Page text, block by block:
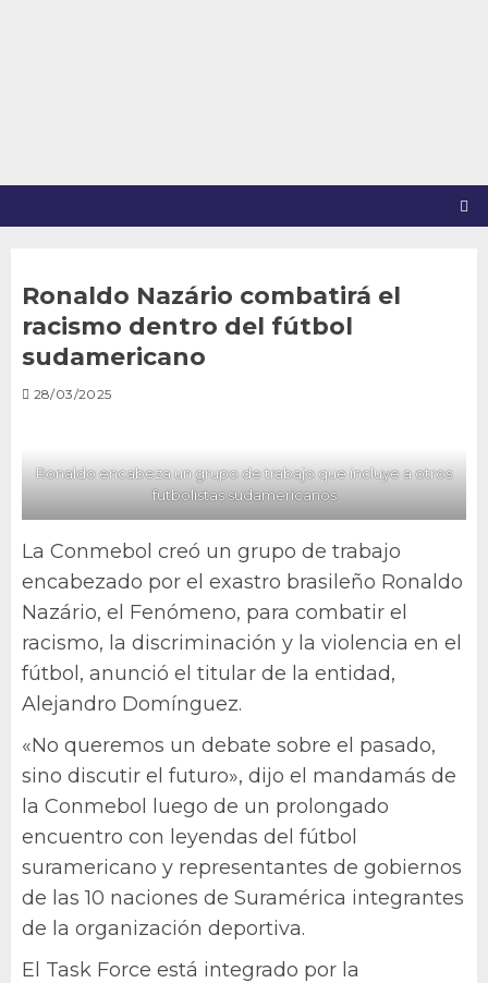
Ronaldo Nazário combatirá el
racismo dentro del fútbol
sudamericano
28/03/2025
Ronaldo encabeza un grupo de trabajo que incluye a otros
futbolistas sudamericanos
La Conmebol creó un grupo de trabajo
encabezado por el exastro brasileño Ronaldo
Nazário, el Fenómeno, para combatir el
racismo, la discriminación y la violencia en el
fútbol, anunció el titular de la entidad,
Alejandro Domínguez.
«No queremos un debate sobre el pasado,
sino discutir el futuro», dijo el mandamás de
la Conmebol luego de un prolongado
encuentro con leyendas del fútbol
suramericano y representantes de gobiernos
de las 10 naciones de Suramérica integrantes
de la organización deportiva.
El Task Force está integrado por la